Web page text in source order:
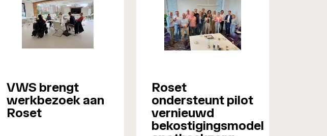
VWS brengt
werkbezoek aan
Roset
Roset
ondersteunt pilot
vernieuwd
bekostigingsmodel